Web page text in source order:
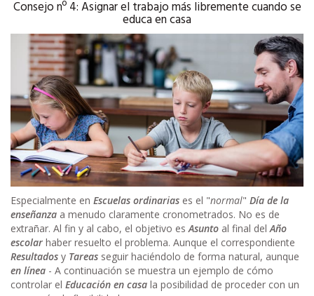
Consejo nº 4: Asignar el trabajo más libremente cuando se
educa en casa
Especialmente en Escuelas ordinarias es el "normal" Día de la
enseñanza a menudo claramente cronometrados. No es de
extrañar. Al fin y al cabo, el objetivo esAsunto al final delAño
escolar haber resuelto el problema. Aunque el correspondiente
Resultados y Tareas seguir haciéndolo de forma natural, aunque
en línea - A continuación se muestra un ejemplo de cómo
controlar el Educación en casa la posibilidad de proceder con un